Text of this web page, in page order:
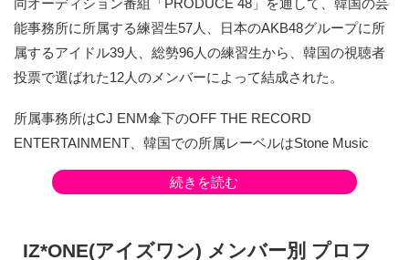
能事務所に所属する練習生57人、日本のAKB48グループに所
属するアイドル39人、総勢96人の練習生から、韓国の視聴者
投票で選ばれた12人のメンバーによって結成された。
所属事務所はCJ ENM傘下のOFF THE RECORD
ENTERTAINMENT、韓国での所属レーベルはStone Music
Entertainment、日本での所属レーベルはEMI Records（ユニバ
ーサル ミュージック）。
続きを読む
IZ*ONE(アイズワン) メンバー別 プロフ